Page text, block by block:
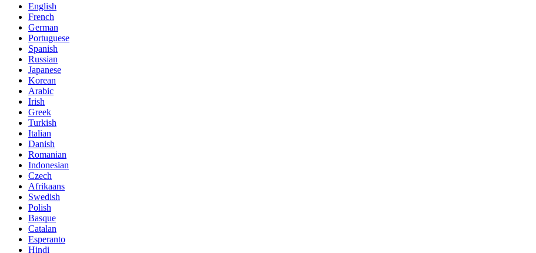
English
French
German
Portuguese
Spanish
Russian
Japanese
Korean
Arabic
Irish
Greek
Turkish
Italian
Danish
Romanian
Indonesian
Czech
Afrikaans
Swedish
Polish
Basque
Catalan
Esperanto
Hindi